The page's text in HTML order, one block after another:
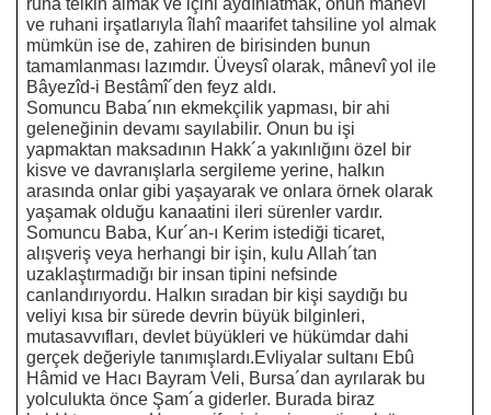
ve ruhani irşatlarıyla îlahî maarifet tahsiline yol almak
mümkün ise de, zahiren de birisinden bunun
tamamlanması lazımdır. Üveysî olarak, mânevî yol ile
Bâyezîd-i Bestâmî´den feyz aldı.
Somuncu Baba´nın ekmekçilik yapması, bir ahi
geleneğinin devamı sayılabilir. Onun bu işi
yapmaktan maksadının Hakk´a yakınlığını özel bir
kisve ve davranışlarla sergileme yerine, halkın
arasında onlar gibi yaşayarak ve onlara örnek olarak
yaşamak olduğu kanaatini ileri sürenler vardır.
Somuncu Baba, Kur´an-ı Kerim istediği ticaret,
alışveriş veya herhangi bir işin, kulu Allah´tan
uzaklaştırmadığı bir insan tipini nefsinde
canlandırıyordu. Halkın sıradan bir kişi saydığı bu
veliyi kısa bir sürede devrin büyük bilginleri,
mutasavvıfları, devlet büyükleri ve hükümdar dahi
gerçek değeriyle tanımışlardı.Evliyalar sultanı Ebû
Hâmid ve Hacı Bayram Veli, Bursa´dan ayrılarak bu
yolculukta önce Şam´a giderler. Burada biraz